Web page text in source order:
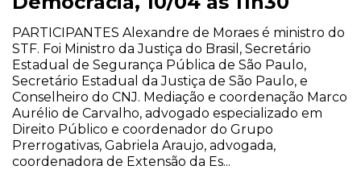
PARTICIPANTES Alexandre de Moraes é ministro do
STF. Foi Ministro da Justiça do Brasil, Secretário
Estadual de Segurança Pública de São Paulo,
Secretário Estadual da Justiça de São Paulo, e
Conselheiro do CNJ. Mediação e coordenação Marco
Aurélio de Carvalho, advogado especializado em
Direito Público e coordenador do Grupo
Prerrogativas, Gabriela Araujo, advogada,
coordenadora de Extensão da Es...